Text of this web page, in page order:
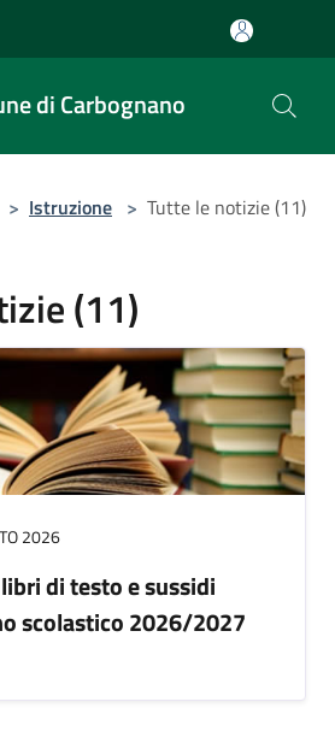
di Carbognano
> Istruzione > Tutte le notizie (11)
(11)
2026
di testo e sussidi
scolastico 2026/2027